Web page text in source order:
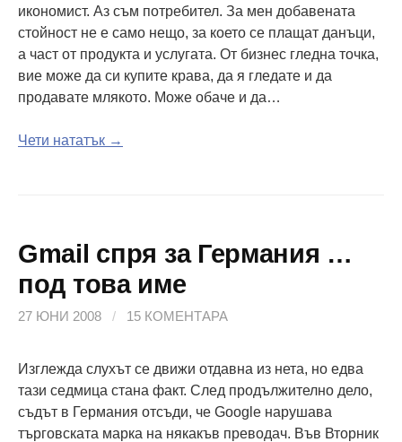
икономист. Аз съм потребител. За мен добавената
стойност не е само нещо, за което се плащат данъци,
а част от продукта и услугата. От бизнес гледна точка,
вие може да си купите крава, да я гледате и да
продавате млякото. Може обаче и да…
Чети нататък →
Gmail спря за Германия …
под това име
27 ЮНИ 2008 / 15 КОМЕНТАРА
Изглежда слухът се движи отдавна из нета, но едва
тази седмица стана факт. След продължително дело,
съдът в Германия отсъди, че Google нарушава
търговската марка на някакъв преводач. Във Вторник